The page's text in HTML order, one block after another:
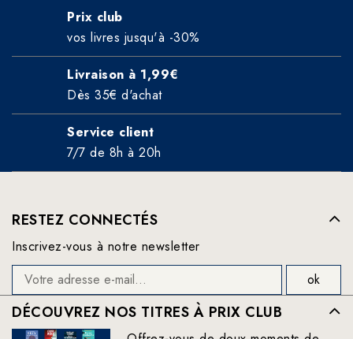
Prix club
vos livres jusqu'à -30%
Livraison à 1,99€
Dès 35€ d'achat
Service client
7/7 de 8h à 20h
RESTEZ CONNECTÉS
Inscrivez-vous à notre newsletter
DÉCOUVREZ NOS TITRES À PRIX CLUB